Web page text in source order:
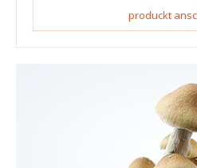
produckt